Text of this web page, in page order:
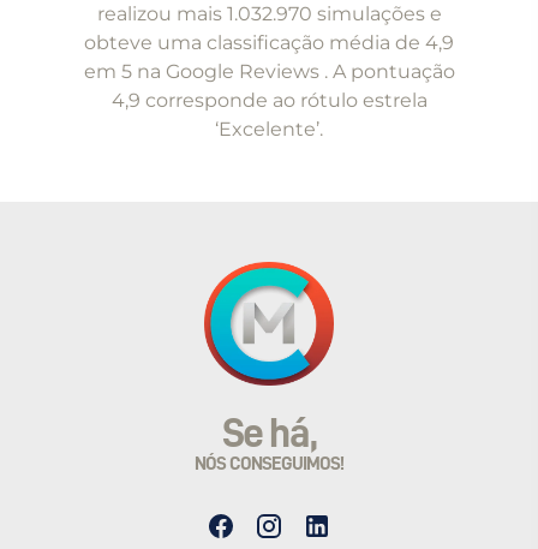
realizou mais 1.032.970 simulações e
obteve uma classificação média de 4,9
em 5 na Google Reviews . A pontuação
4,9 corresponde ao rótulo estrela
‘Excelente’.
Se há,
NÓS CONSEGUIMOS!